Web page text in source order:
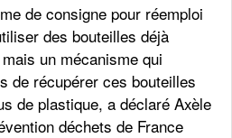
de consigne pour réemploi
des bouteilles déjà
un mécanisme qui
de récupérer ces bouteilles
de plastique, a déclaré Axèle
déchets de France